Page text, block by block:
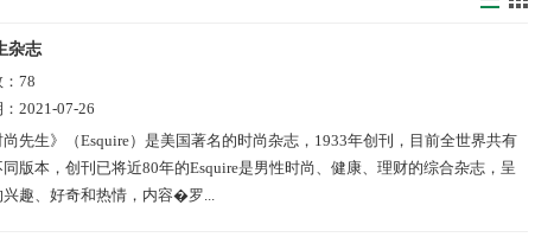
杂志
78
2021-07-26
尚先生》（Esquire）是美国著名的时尚杂志，1933年创刊，目前全世界共有
版本，创刊已将近80年的Esquire是男性时尚、健康、理财的综合杂志，呈
兴趣、好奇和热情，内容�罗...